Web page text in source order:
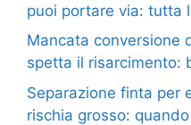
puoi portare via: tutta
Mancata conversione
spetta il risarcimento:
Separazione finta per
rischia grosso: